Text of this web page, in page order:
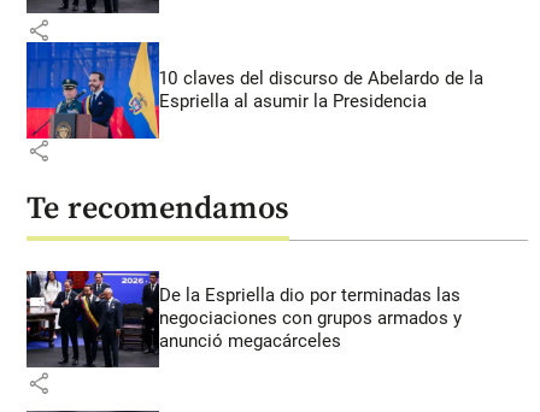
share
10 claves del discurso de Abelardo de la
Espriella al asumir la Presidencia
share
Te recomendamos
De la Espriella dio por terminadas las
negociaciones con grupos armados y
anunció megacárceles
share